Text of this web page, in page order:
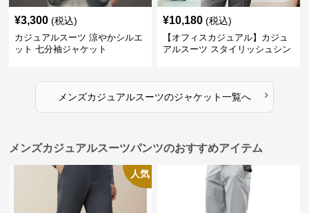
¥3,300 (税込)
カジュアルスーツ 涼やかシルエ
ット 七分袖ジャケット
¥10,180 (税込)
【オフィスカジュアル】カジュ
アルスーツ スタイリッシュシン
メンズカジュアルスーツのジャケット一覧へ ›
メンズカジュアルスーツパンツのおすすめアイテム
人気